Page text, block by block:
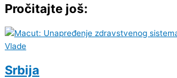
Pročitajte još:
Srbija